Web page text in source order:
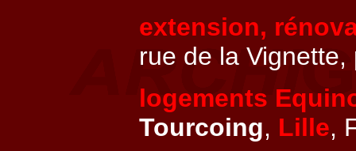
extension,
rue de la
logements
Tourcoing, Lille,